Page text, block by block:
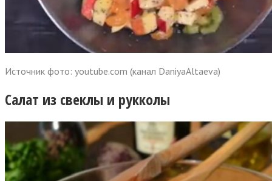
Источник фото: youtube.com (канал DaniyaAltaeva)
Салат из свеклы и рукколы